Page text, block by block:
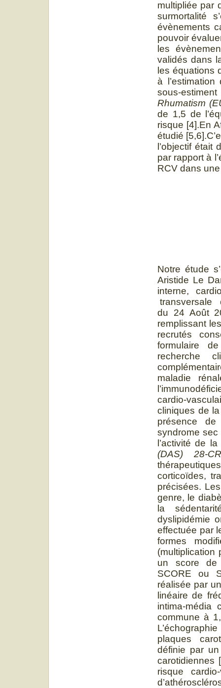
multipliée par
surmortalité
évènements
pouvoir
les
validés dans
les équations
à
sous-
Rhumatism
de 1,5 de
risque [4].En
étudié
l’objectif était
par rapport à
RCV dans
Notre étude
Aristide Le
interne,
transversale
du 24 Août
remplissant
recrutés
formulaire
recherche
maladie
cardio-
cliniques de
présence de
syndrome sec
l’activité de
(DAS) 28-
corticoïdes,
précisées.
genre, le
la
dyslipidémie
effectuée par
formes
(multiplication
un score de
SCORE ou
réalisée par
linéaire de
intima-média
commune à
plaques
définie par
carotidiennes
risque